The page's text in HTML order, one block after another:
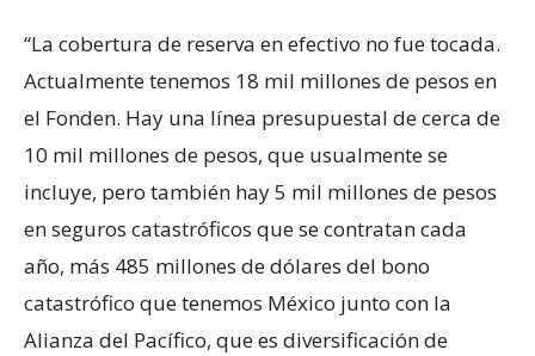
“La cobertura de reserva en efectivo no fue tocada.
Actualmente tenemos 18 mil millones de pesos en
el Fonden. Hay una línea presupuestal de cerca de
10 mil millones de pesos, que usualmente se
incluye, pero también hay 5 mil millones de pesos
en seguros catastróficos que se contratan cada
año, más 485 millones de dólares del bono
catastrófico que tenemos México junto con la
Alianza del Pacífico, que es diversificación de